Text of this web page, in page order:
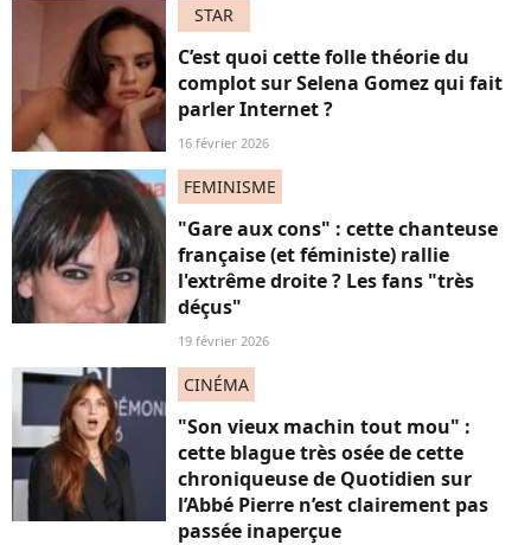
STAR
C’est quoi cette folle théorie du
complot sur Selena Gomez qui fait
parler Internet ?
16 février 2026
FEMINISME
"Gare aux cons" : cette chanteuse
française (et féministe) rallie
l'extrême droite ? Les fans "très
déçus"
19 février 2026
CINÉMA
"Son vieux machin tout mou" :
cette blague très osée de cette
chroniqueuse de Quotidien sur
l’Abbé Pierre n’est clairement pas
passée inaperçue